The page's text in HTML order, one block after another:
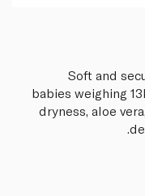
Soft and
babies weighing
dryness, aloe